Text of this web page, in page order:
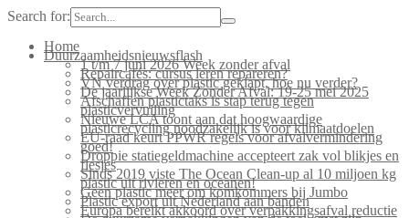
Search for:
Home
Duurzaamheidsnieuwsflash
1 t/m 7 juni 2026 Week zonder afval
Repaircafés: cursus leren repareren?
VN verdrag over plastic geklapt, hoe nu verder?
De jaarlijkse Week Zonder Afval: 19-25 mei 2025
Afschaffen plastictaks is stap terug tegen
plasticvervuiling
Nieuwe LCA toont aan dat hoogwaardige
plasticrecycling noodzakelijk is voor klimaatdoelen
EU-raad keurt PPWR regels voor afvalvermindering
goed!
Droppie statiegeldmachine accepteert zak vol blikjes en
flesjes
Sinds 2019 viste The Ocean Clean-up al 10 miljoen kg
plastic uit rivieren en oceanen!
Geen plastic meer om komkommers bij Jumbo
Plastic export uit Nederland aan banden
Europa bereikt akkoord over verpakkingsafval reductie